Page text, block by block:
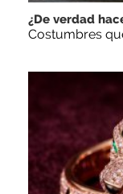
¿De verdad
Costumbres